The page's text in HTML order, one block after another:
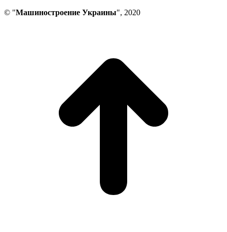
© "Машиностроение Украины", 2020